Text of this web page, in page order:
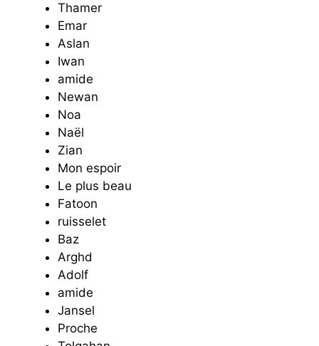
Thamer
Emar
Aslan
Iwan
amide
Newan
Noa
Naël
Zian
Mon espoir
Le plus beau
Fatoon
ruisselet
Baz
Arghd
Adolf
amide
Jansel
Proche